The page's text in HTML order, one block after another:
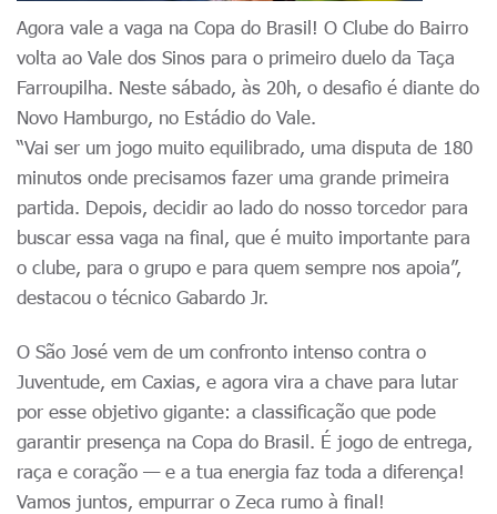
Agora vale a vaga na Copa do Brasil! O Clube do Bairro
volta ao Vale dos Sinos para o primeiro duelo da Taça
Farroupilha. Neste sábado, às 20h, o desafio é diante do
Novo Hamburgo, no Estádio do Vale.
“Vai ser um jogo muito equilibrado, uma disputa de 180
minutos onde precisamos fazer uma grande primeira
partida. Depois, decidir ao lado do nosso torcedor para
buscar essa vaga na final, que é muito importante para
o clube, para o grupo e para quem sempre nos apoia”,
destacou o técnico Gabardo Jr.
O São José vem de um confronto intenso contra o
Juventude, em Caxias, e agora vira a chave para lutar
por esse objetivo gigante: a classificação que pode
garantir presença na Copa do Brasil. É jogo de entrega,
raça e coração — e a tua energia faz toda a diferença!
Vamos juntos, empurrar o Zeca rumo à final!